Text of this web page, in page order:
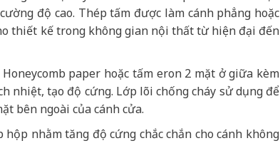
độ cao. Thép tấm được làm cánh phẳng hoặc
thiết kế trong không gian nội thất từ hiện đại đến
paper hoặc tấm eron 2 mặt ở giữa kèm
nhiệt, tạo độ cứng. Lớp lõi chống cháy sử dụng để
bên ngoài của cánh cửa.
nhằm tăng độ cứng chắc chắn cho cánh không